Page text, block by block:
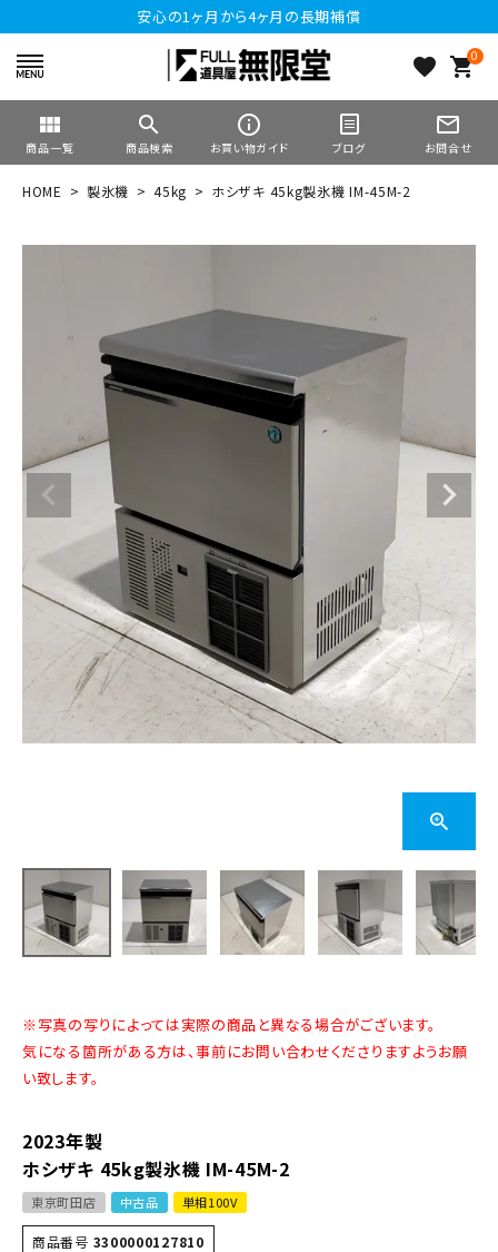
安心の1ヶ月から4ヶ月の長期補償
favorite 0
shopping_cart
view_module
商品一覧
search
商品検索
info_outline
お買い物ガイド ブログ
mail_outline
お問合せ
HOME 製氷機 45kg ホシザキ 45kg製氷機 IM-45M-2
※写真の写りによっては実際の商品と異なる場合がございます。
気になる箇所がある方は、事前にお問い合わせくださりますようお願
い致します。
2023年製
ホシザキ 45kg製氷機 IM-45M-2
東京町田店 中古品 単相100V
商品番号 3300000127810